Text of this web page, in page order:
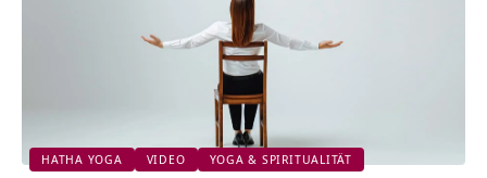
HATHA YOGA VIDEO YOGA & SPIRITUALITÄT